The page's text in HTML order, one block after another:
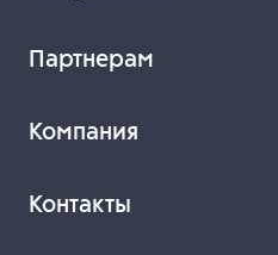
Партнерам
Компания
Контакты